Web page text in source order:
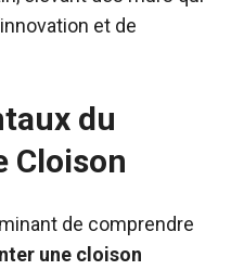
et de
du
Cloison
de comprendre
une cloison